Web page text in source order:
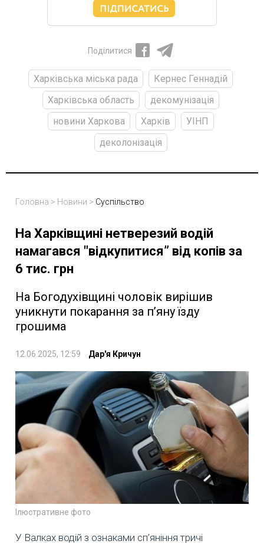
Поділитися
Харківська міська рада
Кернес Геннадій
Харківська область
декомунізація
новини Харкова
Харків
УІНП
деколонізація
Головна > Новини > Суспільство
На Харківщині нетверезий водій
намагався "відкупитися” від копів за
6 тис. грн
На Богодухівщині чоловік вирішив
уникнути покарання за п’яну їзду
грошима
12.06.2025, 12:59 Дар'я Кричун
Ілюстративне фото
У Валках водій з ознаками сп’яніння тричі